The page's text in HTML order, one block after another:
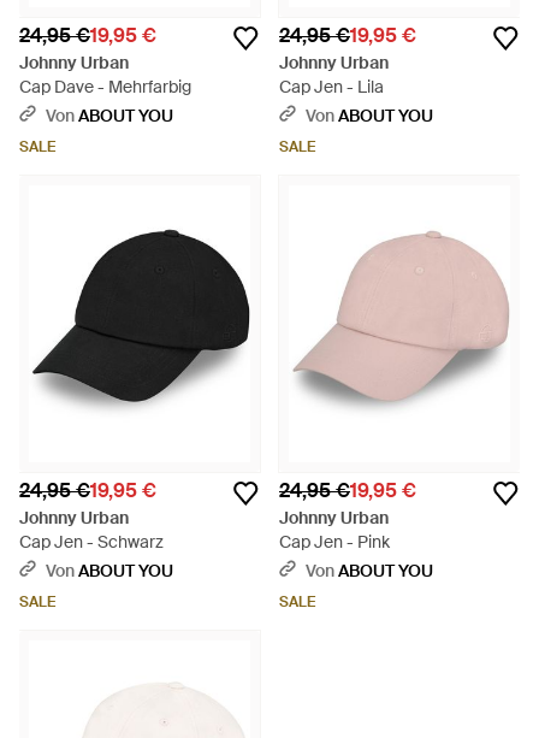
24,95 €19,95 €
Johnny Urban
Cap Dave - Mehrfarbig
VonABOUT YOU
SALE
24,95 €19,95 €
Johnny Urban
Cap Jen - Lila
VonABOUT YOU
SALE
24,95 €19,95 €
Johnny Urban
Cap Jen - Schwarz
VonABOUT YOU
SALE
24,95 €19,95 €
Johnny Urban
Cap Jen - Pink
VonABOUT YOU
SALE